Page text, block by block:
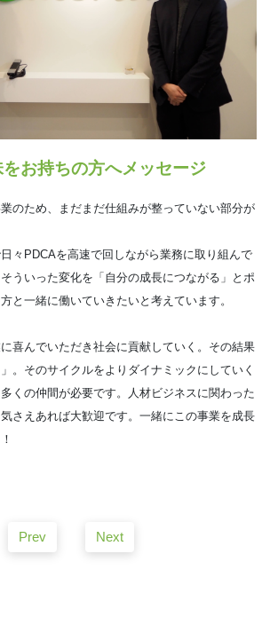
お持ちの方へメッセージ
のため、まだまだ仕組みが整っていない部分が
々PDCAを高速で回しながら業務に取り組んで
ういった変化を「自分の成長につながる」とポ
と一緒に働いていきたいと考えています。
に喜んでいただき社会に貢献していく。その結果
。そのサイクルをよりダイナミックにしていく
くの仲間が必要です。人材ビジネスに関わった
さえあれば大歓迎です。一緒にこの事業を成長
Prev Next